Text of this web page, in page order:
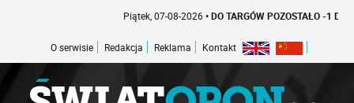
Piątek, 07-08-2026• DO TARGÓW POZOSTAŁO -1 DNI
O serwisie Redakcja Reklama Kontakt